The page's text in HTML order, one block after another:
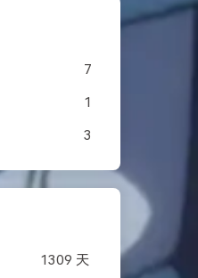
7
1
3
1309 天